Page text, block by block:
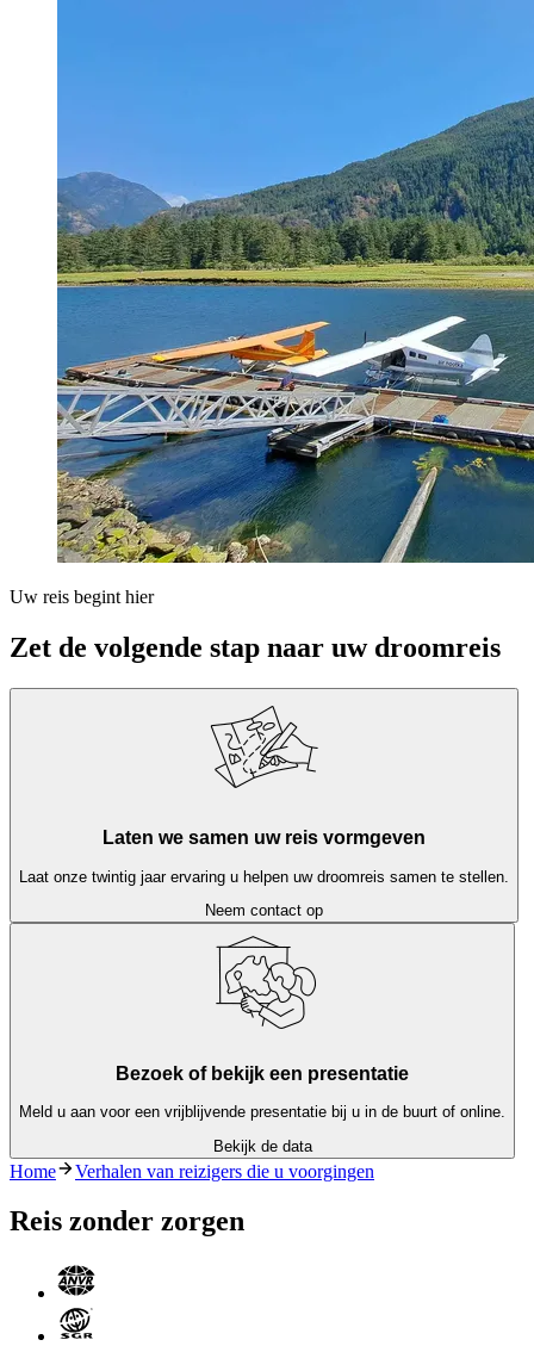
Uw reis begint hier
Zet de volgende stap naar uw droomreis
Laten we samen uw reis vormgeven
Laat onze twintig jaar ervaring u helpen uw droomreis samen te stellen.
Neem contact op
Bezoek of bekijk een presentatie
Meld u aan voor een vrijblijvende presentatie bij u in de buurt of online.
Bekijk de data
Home Verhalen van reizigers die u voorgingen
Reis zonder zorgen